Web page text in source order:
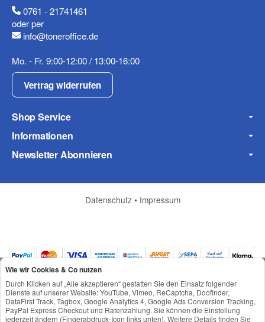
Mobiltelefon
Fax
Frage zum Artikel
0761 - 21741461
oder per
info@toneroffice.de
Mo. - Fr. 9:00-12:00 / 13:00-16:00
Vertrag widerrufen
Shop Service
Informationen
Newsletter Abonnieren
Datenschutz • Impressum
Wie wir Cookies & Co nutzen
Durch Klicken auf „Alle akzeptieren“ gestatten Sie den Einsatz folgender
Dienste auf unserer Website: YouTube, Vimeo, ReCaptcha, Doofinder,
DataFirst Track, Tagbox, Google Analytics 4, Google Ads Conversion Tracking,
PayPal Express Checkout und Ratenzahlung. Sie können die Einstellung
jederzeit ändern (Fingerabdruck-Icon links unten). Weitere Details finden Sie